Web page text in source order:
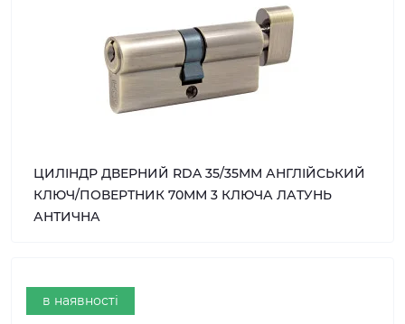
ЦИЛІНДР ДВЕРНИЙ RDA 35/35ММ АНГЛІЙСЬКИЙ
КЛЮЧ/ПОВЕРТНИК 70ММ 3 КЛЮЧА ЛАТУНЬ
АНТИЧНА
в наявності